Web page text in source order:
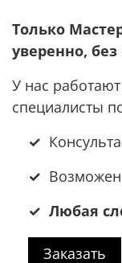
Только
уверенно,
У нас
специалисты
✓
✓
✓ Любая
Заказать